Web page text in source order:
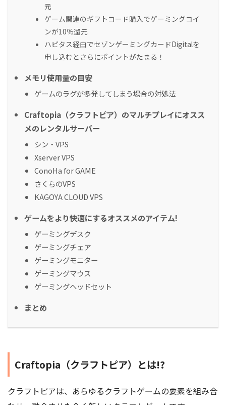
元
ゲーム関連のギフトコード購入でゲーミングコイ
ンが10％還元
ハピタス経由でセゾンゲーミングカードDigitalを
申し込むとさらにポイントがたまる！
メモリ使用量の目安
ゲームのラグが多発してしまう場合の対処法
Craftopia（クラフトピア）のマルチプレイにオスス
メのレンタルサーバー
シン・VPS
Xserver VPS
ConoHa for GAME
さくらのVPS
KAGOYA CLOUD VPS
ゲームをより快適にするオススメのアイテム!
ゲーミングデスク
ゲーミングチェア
ゲーミングモニター
ゲーミングマウス
ゲーミングヘッドセット
まとめ
Craftopia（クラフトピア）とは!?
​クラフトピアは、あらゆるクラフトゲームの要素を組み合